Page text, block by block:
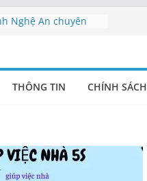
uy tín tại Nghệ An
Nghệ An –
THÔNG TIN CHÍNH SÁCH